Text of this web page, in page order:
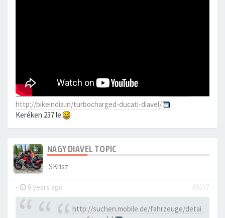
http://bikeindia.in/turbocharged-ducati-diavel/
Keréken 237 le
NAGY DIAVEL TOPIC
SKrisz
- 9 years ago #9237
http://suchen.mobile.de/fahrzeuge/detai